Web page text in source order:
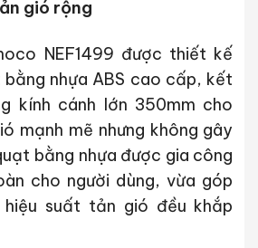
gió rộng
NEF1499 được thiết kế
nhựa ABS cao cấp, kết
kính cánh lớn 350mm cho
mạnh mẽ nhưng không gây
bằng nhựa được gia công
cho người dùng, vừa góp
suất tản gió đều khắp